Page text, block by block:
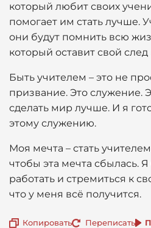
который любит своих
помогает им стать лучше.
они будут помнить всю
который оставит свой след
Быть учителем – это не
призвание. Это служение.
сделать мир лучше. И я
этому служению.
Моя мечта – стать
чтобы эта мечта сбылась. Я
работать и стремиться к
что у меня всё получится.
Копировать Переписать